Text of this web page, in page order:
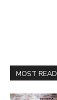
MOST READ